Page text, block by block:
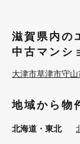
滋賀県内の
中古マンシ
大津市草津市守山
地域から物
北海道・東北